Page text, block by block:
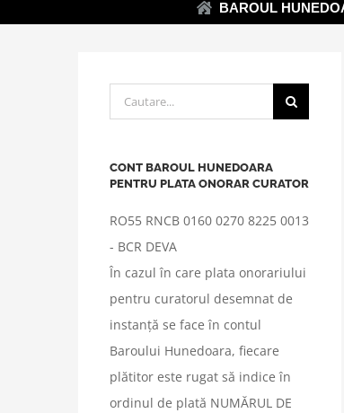
BAROUL
Cautare...
CONT BAROUL HUNEDOARA
PENTRU PLATA ONORAR CURATOR
RO55 RNCB 0160 0270 8225 0013
- BCR DEVA
În cazul în care plata onorariului
pentru curatorul desemnat de
instanță se face în contul
Baroului Hunedoara, fiecare
plătitor este rugat să indice în
ordinul de plată NUMĂRUL DE